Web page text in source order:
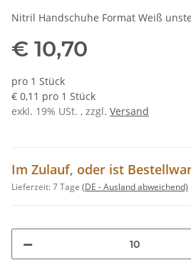
Nitril Handschuhe Format Weiß
€ 10,70
pro 1 Stück
€ 0,11 pro 1 Stück
exkl. 19% USt. , zzgl. Versand
Im Zulauf, oder ist
Lieferzeit:7 Tage (DE - Ausland abweichend)